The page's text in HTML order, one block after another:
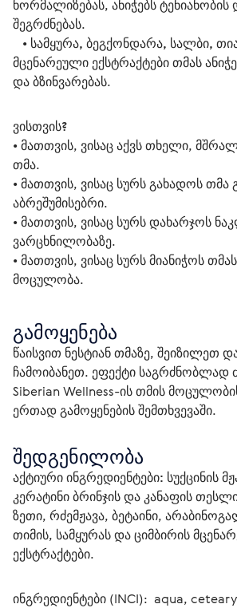
ნორმალიზებას, ანიჭებს
შეგრძნებას.
• სამყურა, ბეგქონდარა, სალბი,
მცენარეული ექსტრაქტები თმას
და ბზინვარებას.
ვისთვის?
• მათთვის, ვისაც აქვს თხელი,
თმა.
• მათთვის, ვისაც სურს გახადოს
აბრეშუმისებრი.
• მათთვის, ვისაც სურს დახარჯოს
ვარცხნილობაზე.
• მათთვის, ვისაც სურს მიანიჭოს
მოცულობა.
გამოყენება
წაისვით ნესტიან თმაზე, შეიზილეთ
ჩამოიბანეთ. ეფექტი საგრძნობლად
Siberian Wellness-ის თმის
ერთად გამოყენების შემთხვევაში.
შედგენილობა
აქტიური ინგრედიენტები: სუქცინის
კერატინი ბრინჯის და კანაფის
ზეთი, რძემჟავა, ბეტაინი,
თიმის, სამყურას და ციმბირის
ექსტრაქტები.
ინგრედიენტები (INCI):  aqua,